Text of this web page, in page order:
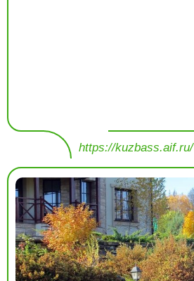
https://kuzbass.aif.ru/